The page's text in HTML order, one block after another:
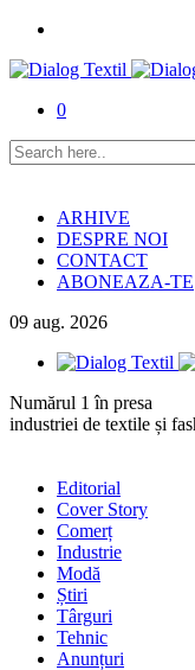
0
ARHIVE
DESPRE NOI
CONTACT
ABONEAZA-TE
09 aug. 2026
Numărul 1 în presa
industriei de textile și
Editorial
Cover Story
Comerț
Industrie
Modă
Știri
Târguri
Tehnic
Anunțuri